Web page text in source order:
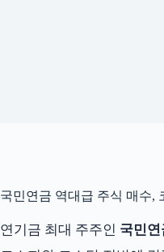
국민연금 역대급 주식 매수,
연기금 최대 주주인 국민